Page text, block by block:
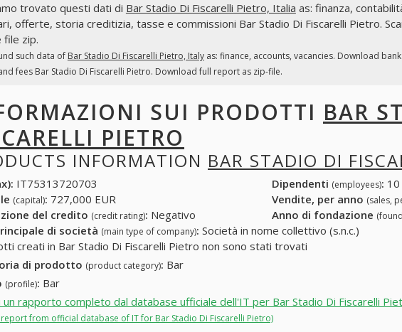
trovato questi dati di Bar Stadio Di Fiscarelli Pietro, Italia as: finanza,
offerte, storia creditizia, tasse e commissioni Bar Stadio Di Fiscarelli Pietro.
file zip.
such data of Bar Stadio Di Fiscarelli Pietro, Italyas: finance, accounts, vacancies. Download
fees Bar Stadio Di Fiscarelli Pietro. Download full report as zip-file.
SUI PRODOTTI BAR
PIETRO
INFORMATION BAR STADIO DI
IT75313720703 Dipendenti (employees): 10
(capital): 727,000 EUR Vendite, per anno (sales,
del credito (credit rating): Negativo Anno di fondazione
di società (main type of company): Società in nome collettivo (s.n.c.)
creati in Bar Stadio Di Fiscarelli Pietro non sono stati trovati
di prodotto (product category): Bar
(profile): Bar
rapporto completo dal database ufficiale dell'IT per Bar Stadio Di Fiscarelli
from official database of IT for Bar Stadio Di Fiscarelli Pietro)